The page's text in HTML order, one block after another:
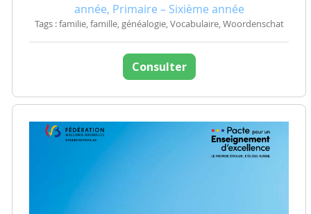
année, Primaire – Sixième année
Tags : familie, famille, généalogie, Vocabulaire, Woordenschat
Consulter